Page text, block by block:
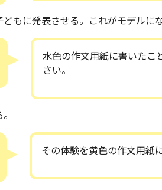
もに発表させる。これがモデルにな
水色の作文用紙に書いたこ
さい。
その体験を黄色の作文用紙